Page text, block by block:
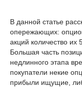
В данной статье
опережающих:
акций количество
Большая часть
недлинного этапа
покупатели некие
прибыли ищущие,